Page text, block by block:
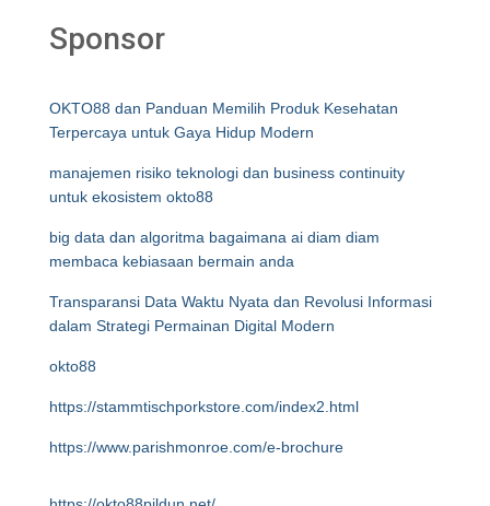
Sponsor
OKTO88 dan Panduan Memilih Produk Kesehatan
Terpercaya untuk Gaya Hidup Modern
manajemen risiko teknologi dan business continuity
untuk ekosistem okto88
big data dan algoritma bagaimana ai diam diam
membaca kebiasaan bermain anda
Transparansi Data Waktu Nyata dan Revolusi Informasi
dalam Strategi Permainan Digital Modern
okto88
https://stammtischporkstore.com/index2.html
https://www.parishmonroe.com/e-brochure